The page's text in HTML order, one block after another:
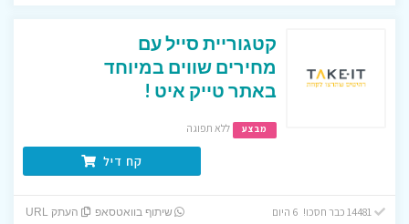
קטגוריית סייל עם
מחירים שווים במיוחד
באתר טייק איט !
מבצע ללא תפוגה
קח דיל
14481 כבר חסכו! 6 היום שיתוף בוואטסאפ העתק URL